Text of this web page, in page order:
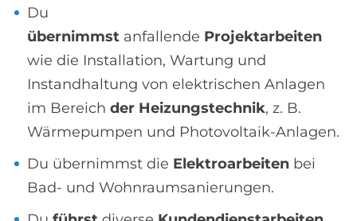
Du
übernimmst anfallende Projektarbeiten
wie die Installation, Wartung und
Instandhaltung von elektrischen Anlagen
im Bereich der Heizungstechnik, z. B.
Wärmepumpen und Photovoltaik-Anlagen.
Du übernimmst die Elektroarbeiten bei
Bad- und Wohnraumsanierungen.